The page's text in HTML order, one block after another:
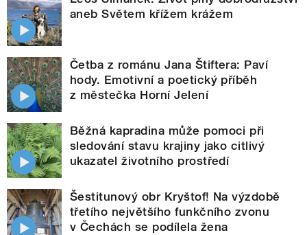
aneb Světem křížem krážem
Četba z románu Jana Štiftera: Paví
hody. Emotivní a poetický příběh
z městečka Horní Jelení
Běžná kapradina může pomoci při
sledování stavu krajiny jako citlivý
ukazatel životního prostředí
Šestitunový obr Kryštof! Na výzdobě
třetího největšího funkčního zvonu
v Čechách se podílela žena